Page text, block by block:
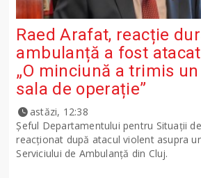
Raed Arafat, reacție
ambulanță a fost
„O minciună a trimis
sala de operație”
astăzi, 12:38
Șeful Departamentului pentru Situații
reacționat după atacul violent asupra
Serviciului de Ambulanță din Cluj.